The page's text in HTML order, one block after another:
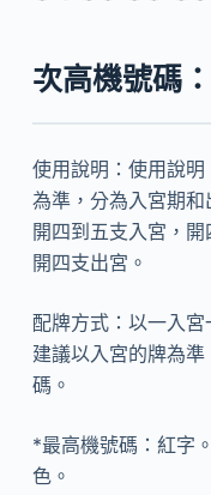
次高機號碼
使用說明：使用說
為準，分為入宮期
開四到五支入宮，
開四支出宮。
配牌方式：以一入
建議以入宮的牌為
碼。
*最高機號碼：紅字
色。